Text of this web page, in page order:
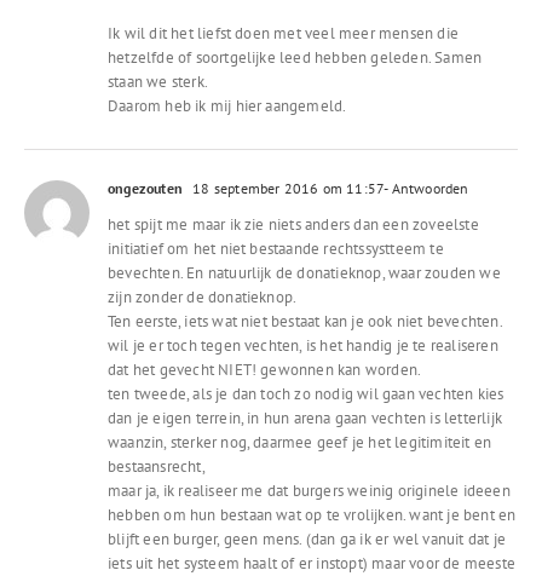
Ik wil dit het liefst doen met veel meer mensen die
hetzelfde of soortgelijke leed hebben geleden. Samen
staan we sterk.
Daarom heb ik mij hier aangemeld.
ongezouten 18 september 2016 om 11:57- Antwoorden
het spijt me maar ik zie niets anders dan een zoveelste
initiatief om het niet bestaande rechtssystteem te
bevechten. En natuurlijk de donatieknop, waar zouden we
zijn zonder de donatieknop.
Ten eerste, iets wat niet bestaat kan je ook niet bevechten.
wil je er toch tegen vechten, is het handig je te realiseren
dat het gevecht NIET! gewonnen kan worden.
ten tweede, als je dan toch zo nodig wil gaan vechten kies
dan je eigen terrein, in hun arena gaan vechten is letterlijk
waanzin, sterker nog, daarmee geef je het legitimiteit en
bestaansrecht,
maar ja, ik realiseer me dat burgers weinig originele ideeen
hebben om hun bestaan wat op te vrolijken. want je bent en
blijft een burger, geen mens. (dan ga ik er wel vanuit dat je
iets uit het systeem haalt of er instopt) maar voor de meeste